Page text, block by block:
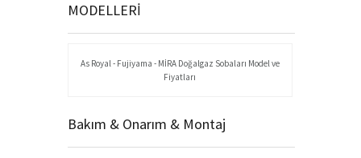
MODELLERİ
As Royal - Fujiyama - MİRA Doğalgaz Sobaları Model ve
Fiyatları
Bakım & Onarım & Montaj